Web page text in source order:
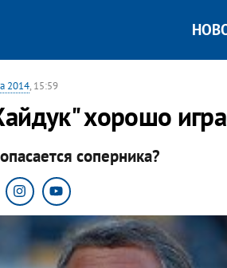
2014, 15:59
хорошо
соперника?